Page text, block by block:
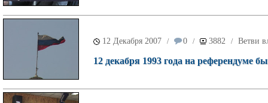
12 Декабря 2007 / 0 / 3882 / Ветви
12 декабря 1993 года на референдуме